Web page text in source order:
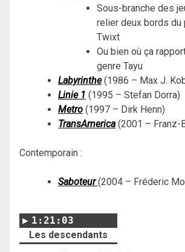
Sous-branche des
relier deux bords du
Twixt
Ou bien où ça
genre Tayu
Labyrinthe(1986 – Max J.
Linie 1 (1995 – Stefan Dorra)
Metro (1997 – Dirk Henn)
TransAmerica(2001 – Franz-
Contemporain :
Saboteur (2004 – Fréderic
1:21:03
Les descendants